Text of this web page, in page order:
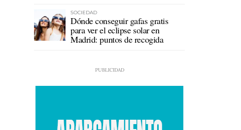
SOCIEDAD
Dónde conseguir gafas gratis
para ver el eclipse solar en
Madrid: puntos de recogida